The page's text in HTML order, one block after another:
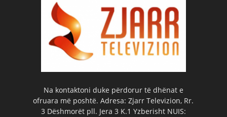
Na kontaktoni duke përdorur të dhënat e
ofruara më poshtë. Adresa: Zjarr Televizion, Rr.
3 Dëshmorët pll. Jera 3 K.1 Yzberisht NUIS: